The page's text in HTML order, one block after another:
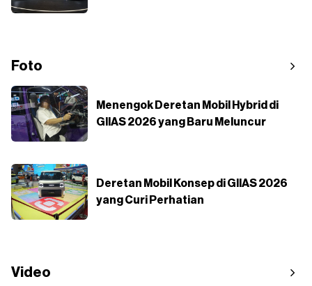
Foto
Menengok Deretan Mobil Hybrid di
GIIAS 2026 yang Baru Meluncur
Deretan Mobil Konsep di GIIAS 2026
yang Curi Perhatian
Video